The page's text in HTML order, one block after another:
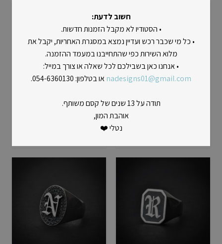
טבעת חותם אובלית אות
טבעת חותם מלבן אות
חשוב לדעת:
• הסטודיו לא מקבל הזמנות חדשות.
• כל מי שכבר רכש ועדיין נמצא במסגרת האחריות, יקבל את
מלוא השירות כפי שהתחייבנו במעמד ההזמנה.
• אנחנו כאן בשבילכם לכל שאלה או צורך במייל:
nadesigns01@gmail.com או בטלפון: 054-6360130.
תודה על 13 שנים של קסם משותף.
אוהבת המון,
נטלי ❤️